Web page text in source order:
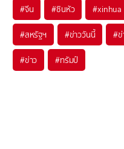
#จีน #ซินหัว #xinhua
#สหรัฐฯ #ข่าววันนี้ #
#ข่าว #ทรัมป์